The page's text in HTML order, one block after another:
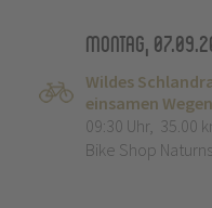
Montag,
Wildes
einsamen Wegen
09:30 Uhr, 35.00
Bike Shop Naturns